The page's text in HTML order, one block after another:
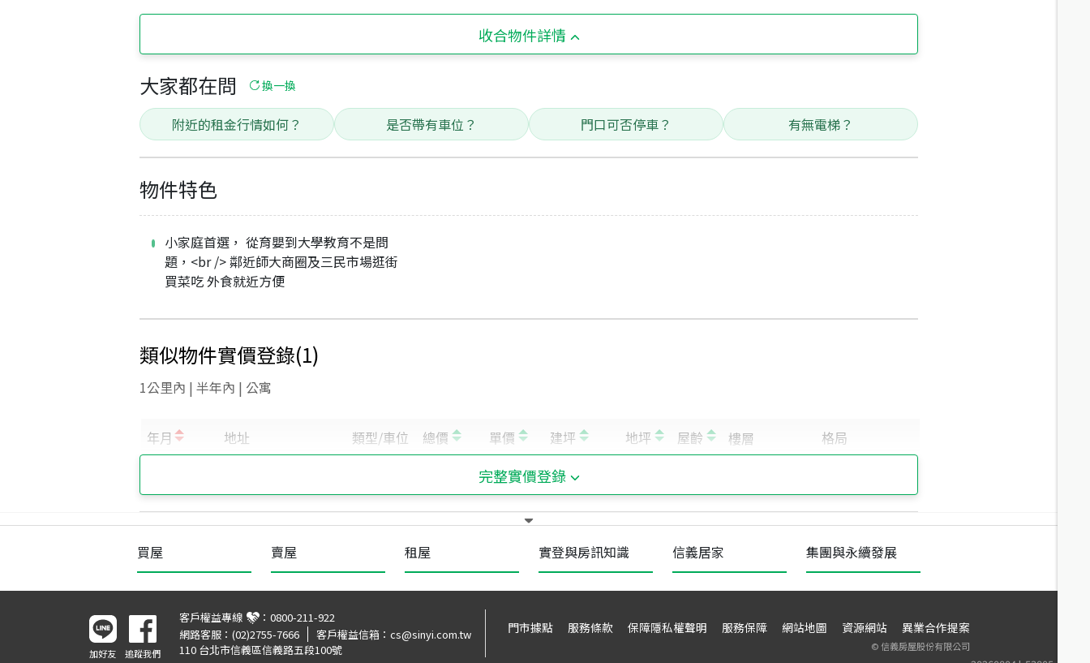
收合物件詳情
大家都在問 換一換
附近的租金行情如何？ 是否帶有車位？ 門口可否停車？ 有無電梯？
物件特色
小家庭首選， 從育嬰到大學教育不是問
題，<br /> 鄰近師大商圈及三民市場逛街
買菜吃 外食就近方便
類似物件實價登錄(1)
1公里內 | 半年內 | 公寓
完整實價登錄
買屋 賣屋 租屋 實登與房訊知識 信義居家 集團與永續發展
加好友 追蹤我們
客戶權益專線 ： 0800-211-922
網路客服： (02)2755-7666 客戶權益信箱： cs@sinyi.com.tw
110 台北市信義區信義路五段100號
門市據點 服務條款 保障隱私權聲明 服務保障 網站地圖 資源網站 異業合作提案
©信義房屋股份有限公司